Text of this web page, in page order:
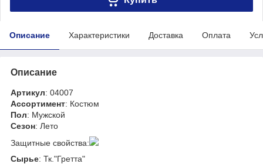
Описание Характеристики Доставка Оплата
Описание
Артикул: 04007
Ассортимент: Костюм
Пол: Мужской
Сезон: Лето
Защитные свойства:
Сырье: Тк."Гретта"